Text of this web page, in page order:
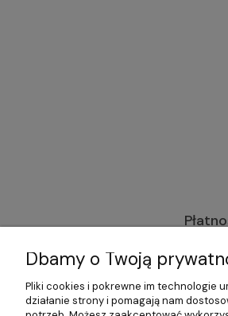
Dbamy o Twoją
Pliki cookies i pokrewne im technologie
działanie strony i pomagają nam